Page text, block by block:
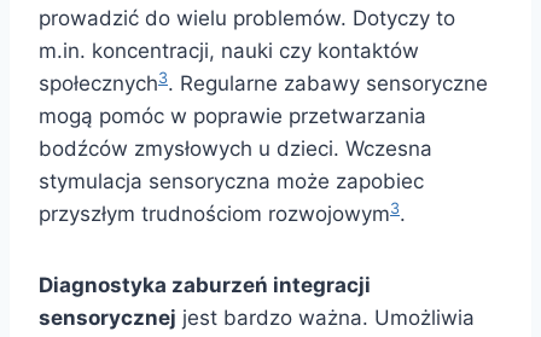
prowadzić do wielu problemów. Dotyczy to
m.in. koncentracji, nauki czy kontaktów
społecznych3. Regularne zabawy sensoryczne
mogą pomóc w poprawie przetwarzania
bodźców zmysłowych u dzieci. Wczesna
stymulacja sensoryczna może zapobiec
przyszłym trudnościom rozwojowym3.
Diagnostyka zaburzeń integracji
sensorycznej jest bardzo ważna. Umożliwia